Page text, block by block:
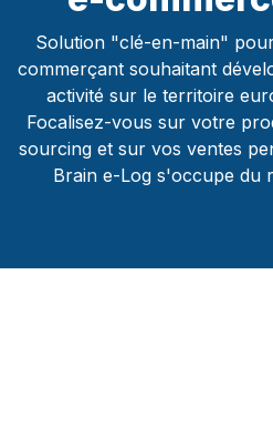
Solution "clé-en-main"
commerçant souhaitant
activité sur le territoire
Focalisez-vous sur votre
sourcing et sur vos ventes
Brain e-Log s'occupe du